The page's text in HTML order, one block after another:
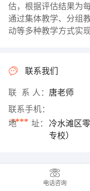
估，根据评估结果为
通过集体教学、分组
动等多种教学方式实
联系我们
联 系 人： 唐老师
联系手机：
****
地 址：
冷水滩区
专校）
电话咨询